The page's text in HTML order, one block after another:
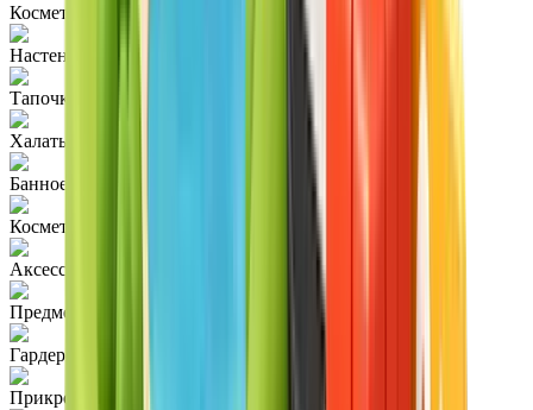
Косметическое зеркало
Настенное зеркало
Тапочки
Халаты
Банное полотенце
Косметика
Аксессуары для ванной
Предметы гигиены
Гардероб
Прикроватная тумбочка